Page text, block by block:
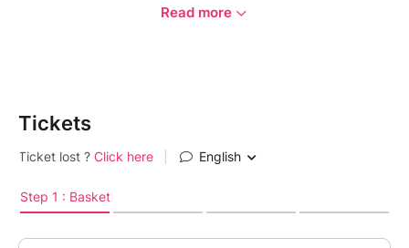
personne dont le nom figure sur la réservation.
Read more
Tickets